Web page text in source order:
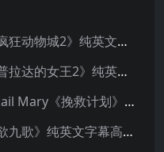
动画片《疯狂动物城2》纯英文字幕MP4下载
电影《穿普拉达的女王2》纯英文字幕MP4下载
Project Hail Mary《挽救计划》纯英文字幕科幻电影MP4下载
电影《情欲九歌》纯英文字幕高清MP4下载